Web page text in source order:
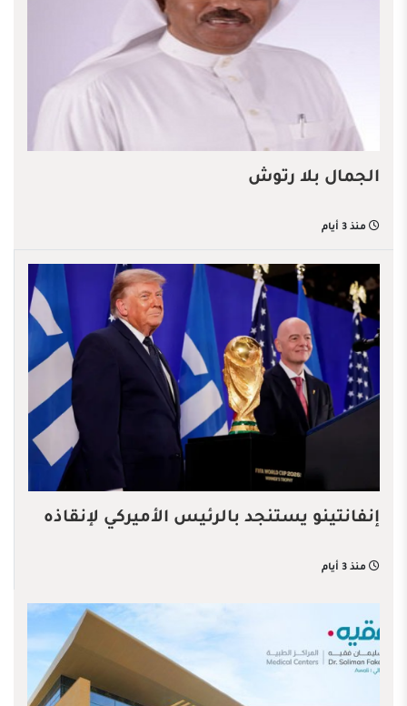
الجمال بلا رتوش
منذ 3 أيام
إنفانتينو يستنجد بالرئيس الأميركي لإنقاذه
منذ 3 أيام